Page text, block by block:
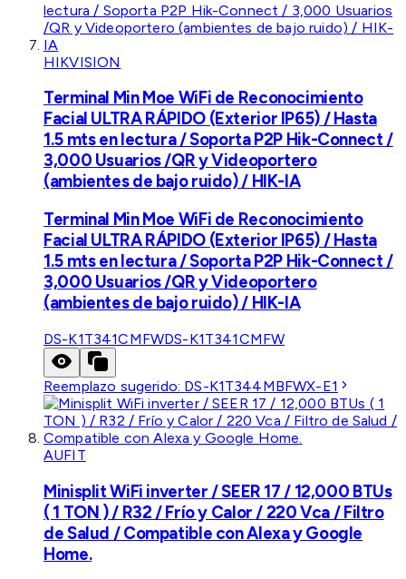
HIKVISION
Terminal Min Moe WiFi de Reconocimiento
Facial ULTRA RÁPIDO (Exterior IP65) / Hasta
1.5 mts en lectura / Soporta P2P Hik-Connect /
3,000 Usuarios /QR y Videoportero
(ambientes de bajo ruido) / HIK-IA
Terminal Min Moe WiFi de Reconocimiento
Facial ULTRA RÁPIDO (Exterior IP65) / Hasta
1.5 mts en lectura / Soporta P2P Hik-Connect /
3,000 Usuarios /QR y Videoportero
(ambientes de bajo ruido) / HIK-IA
DS-K1T341CMFWDS-K1T341CMFW
Reemplazo sugerido: DS-K1T344MBFWX-E1
AUFIT
Minisplit WiFi inverter / SEER 17 / 12,000 BTUs
( 1 TON ) / R32 / Frío y Calor / 220 Vca / Filtro
de Salud / Compatible con Alexa y Google
Home.